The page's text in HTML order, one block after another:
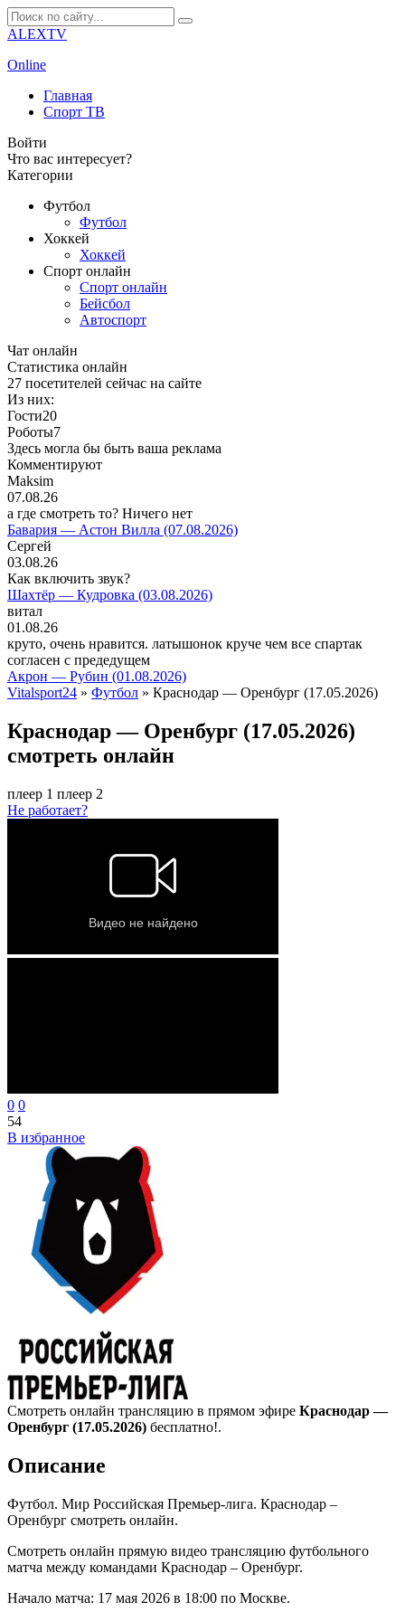
ALEXTV
Online
Главная
Спорт ТВ
Войти
Что вас интересует?
Категории
Футбол
Футбол
Хоккей
Хоккей
Спорт онлайн
Спорт онлайн
Бейсбол
Автоспорт
Чат онлайн
Cтатистика онлайн
27 посетителей сейчас на сайте
Из них:
Гости20
Роботы7
Здесь могла бы быть ваша реклама
Комментируют
Maksim
07.08.26
а где смотреть то? Ничего нет
Бавария — Астон Вилла (07.08.2026)
Сергей
03.08.26
Как включить звук?
Шахтёр — Кудровка (03.08.2026)
витал
01.08.26
круто, очень нравится. латышонок круче чем все спартак
согласен с предедущем
Акрон — Рубин (01.08.2026)
Vitalsport24 » Футбол » Краснодар — Оренбург (17.05.2026)
Краснодар — Оренбург (17.05.2026)
смотреть онлайн
плеер 1 плеер 2
Не работает?
0 0
54
В избранное
Смотреть онлайн трансляцию в прямом эфире Краснодар —
Оренбург (17.05.2026) бесплатно!.
Описание
Футбол. Мир Российская Премьер-лига. Краснодар –
Оренбург смотреть онлайн.
Смотреть онлайн прямую видео трансляцию футбольного
матча между командами Краснодар – Оренбург.
Начало матча: 17 мая 2026 в 18:00 по Москве.